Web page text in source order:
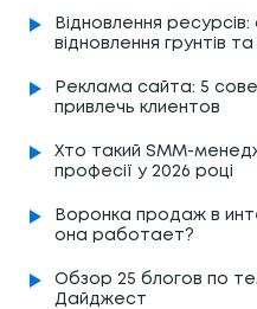
Відновлення
відновлення грунтів
Реклама сайта: 5
привлечь клиентов
Хто такий SMM-
професії у 2026 році
Воронка продаж в
она работает?
Обзор 25 блогов по
Дайджест